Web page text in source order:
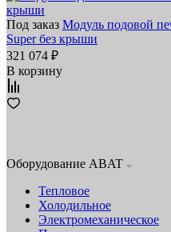
Под заказ Модуль подовой
Super без крыши
321 074 ₽
В корзину
Оборудование ABAT
Тепловое
Холодильное
Электромеханическое